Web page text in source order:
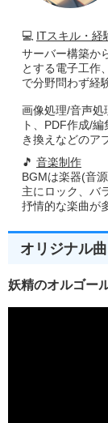
💻 ITスキル・経
サーバー構築か
とする電子工作
で分野問わず経
画像処理/音声処
ト、PDF作成/
き換えなどのア
🎵 音楽制作
BGMは楽器(音
主にロック、バ
抒情的な楽曲が
オリジナル
妖精のオルゴー